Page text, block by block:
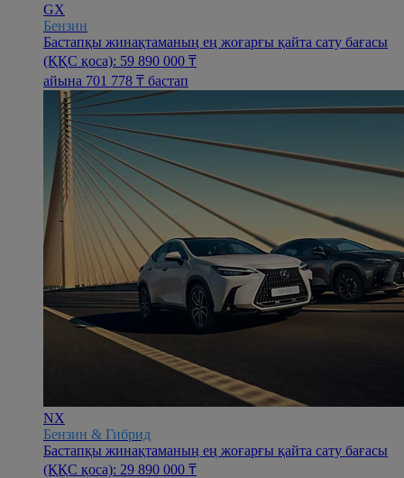
GX
Бензин
Бастапқы жинақтаманың ең жоғарғы қайта сату бағасы
(ҚҚС қоса): 59 890 000 ₸
айына 701 778 ₸ бастап
NX
Бензин & Гибрид
Бастапқы жинақтаманың ең жоғарғы қайта сату бағасы
(ҚҚС қоса): 29 890 000 ₸